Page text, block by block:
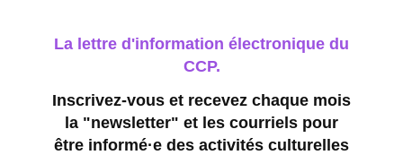
La lettre d'information électronique du
CCP.
Inscrivez-vous et recevez chaque mois
la "newsletter" et les courriels pour
être informé·e des activités culturelles